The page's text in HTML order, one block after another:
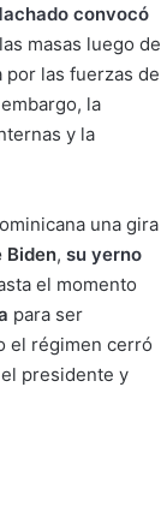
convocó
masas luego de
las fuerzas de
la
y la
una gira
Biden, su yerno
el momento
para ser
el régimen cerró
presidente y